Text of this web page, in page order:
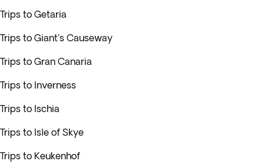
Trips to Getaria
Trips to Giant's Causeway
Trips to Gran Canaria
Trips to Inverness
Trips to Ischia
Trips to Isle of Skye
Trips to Keukenhof